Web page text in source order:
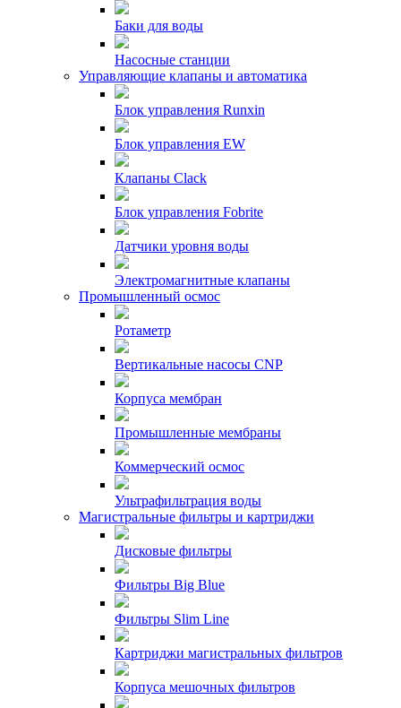
Баки для воды
Насосные станции
Управляющие клапаны и автоматика
Блок управления Runxin
Блок управления EW
Клапаны Clack
Блок управления Fobrite
Датчики уровня воды
Электромагнитные клапаны
Промышленный осмос
Ротаметр
Вертикальные насосы CNP
Корпуса мембран
Промышленные мембраны
Коммерческий осмос
Ультрафильтрация воды
Магистральные фильтры и картриджи
Дисковые фильтры
Фильтры Big Blue
Фильтры Slim Line
Картриджи магистральных фильтров
Корпуса мешочных фильтров